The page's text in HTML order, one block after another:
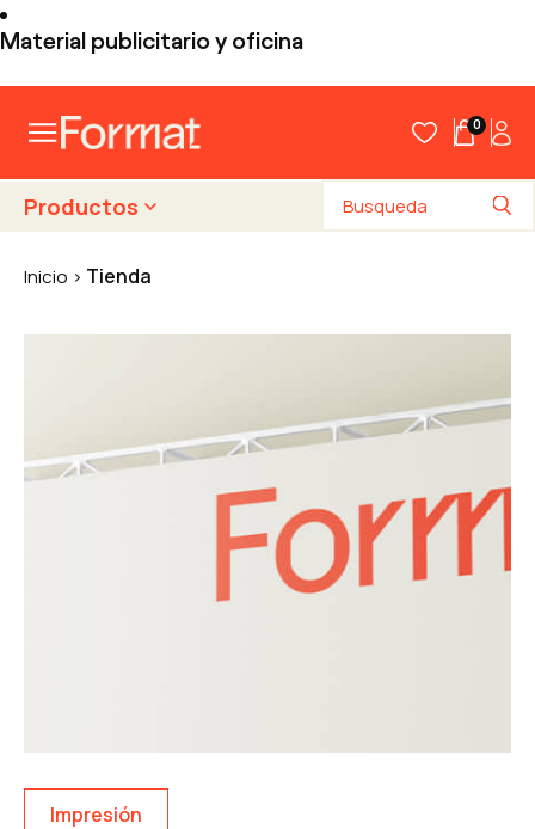
Material publicitario y oficina
0
Productos
Inicio Tienda
Impresión